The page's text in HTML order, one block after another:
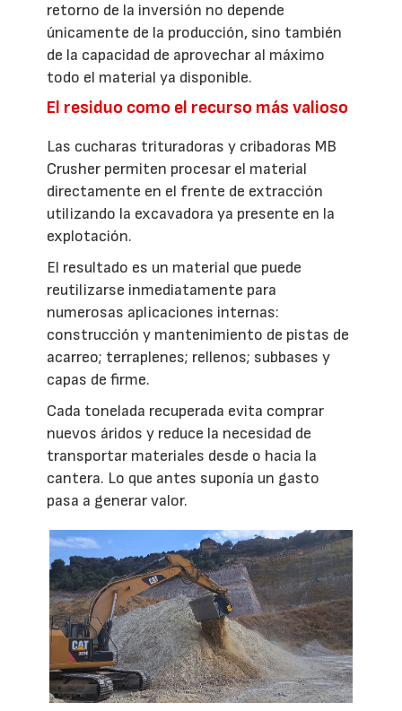
retorno de la inversión no depende
únicamente de la producción, sino también
de la capacidad de aprovechar al máximo
todo el material ya disponible.
El residuo como el recurso más valioso
Las cucharas trituradoras y cribadoras MB
Crusher permiten procesar el material
directamente en el frente de extracción
utilizando la excavadora ya presente en la
explotación.
El resultado es un material que puede
reutilizarse inmediatamente para
numerosas aplicaciones internas:
construcción y mantenimiento de pistas de
acarreo; terraplenes; rellenos; subbases y
capas de firme.
Cada tonelada recuperada evita comprar
nuevos áridos y reduce la necesidad de
transportar materiales desde o hacia la
cantera. Lo que antes suponía un gasto
pasa a generar valor.